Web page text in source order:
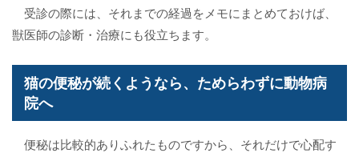
受診の際には、それまでの経過をメモにまとめておけば、
獣医師の診断・治療にも役立ちます。
猫の便秘が続くようなら、ためらわずに動物病
院へ
便秘は比較的ありふれたものですから、それだけで心配す